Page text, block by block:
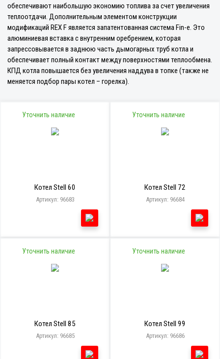
обеспечивают наибольшую экономию топлива за счет увеличения
теплоотдачи. Дополнительным элементом конструкции
модификаций REX F является запатентованная система Fin-e. Это
алюминиевая вставка с внутренним оребрением, которая
запрессовывается в заднюю часть дымогарных труб котла и
обеспечивает полный контакт между поверхностями теплообмена.
КПД котла повышается без увеличения наддува в топке (также не
меняется подбор пары котел – горелка).
Уточнить наличие
Котел Stell 60
Артикул: 96683
Уточнить наличие
Котел Stell 72
Артикул: 96684
Уточнить наличие
Котел Stell 85
Артикул: 96685
Уточнить наличие
Котел Stell 99
Артикул: 96686